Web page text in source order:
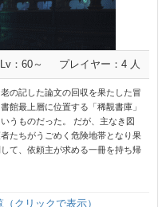
Lv：60～ プレイヤー：4 人
の記した論文の回収を果たした冒
館最上層に位置する「稀覯書庫」
うものだった。 だが、主なき図
たちがうごめく危険地帯となり果
て、依頼主が求める一冊を持ち帰
クリックで表示）